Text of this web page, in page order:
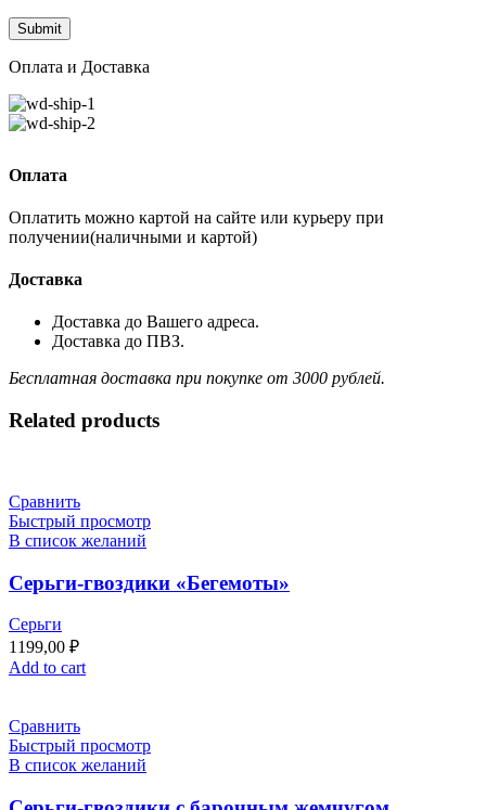
Оплата и Доставка
Оплата
Оплатить можно картой на сайте или курьеру при
получении(наличными и картой)
Доставка
Доставка до Вашего адреса.
Доставка до ПВЗ.
Бесплатная доставка при покупке от 3000 рублей.
Related products
Сравнить
Быстрый просмотр
В список желаний
Серьги-гвоздики «Бегемоты»
Серьги
1199,00 ₽
Add to cart
Сравнить
Быстрый просмотр
В список желаний